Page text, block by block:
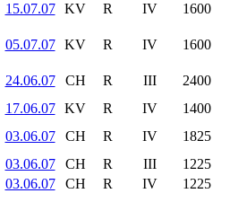
15.07.07 KV R IV 1600
05.07.07 KV R IV 1600
24.06.07 CH R III 2400
17.06.07
KV R IV 1400
03.06.07
CH R IV 1825
03.06.07
CH R III 1225
03.06.07
CH R IV 1225